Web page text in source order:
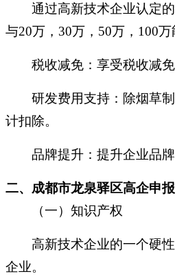
通过高新技术企业认定的
与20万，30万，50万，100万
税收减免：享受税收减免
研发费用支持：除烟草制
计扣除。
品牌提升：提升企业品牌
二、成都市龙泉驿区高企申
（一）知识产权
高新技术企业的一个硬性
企业。